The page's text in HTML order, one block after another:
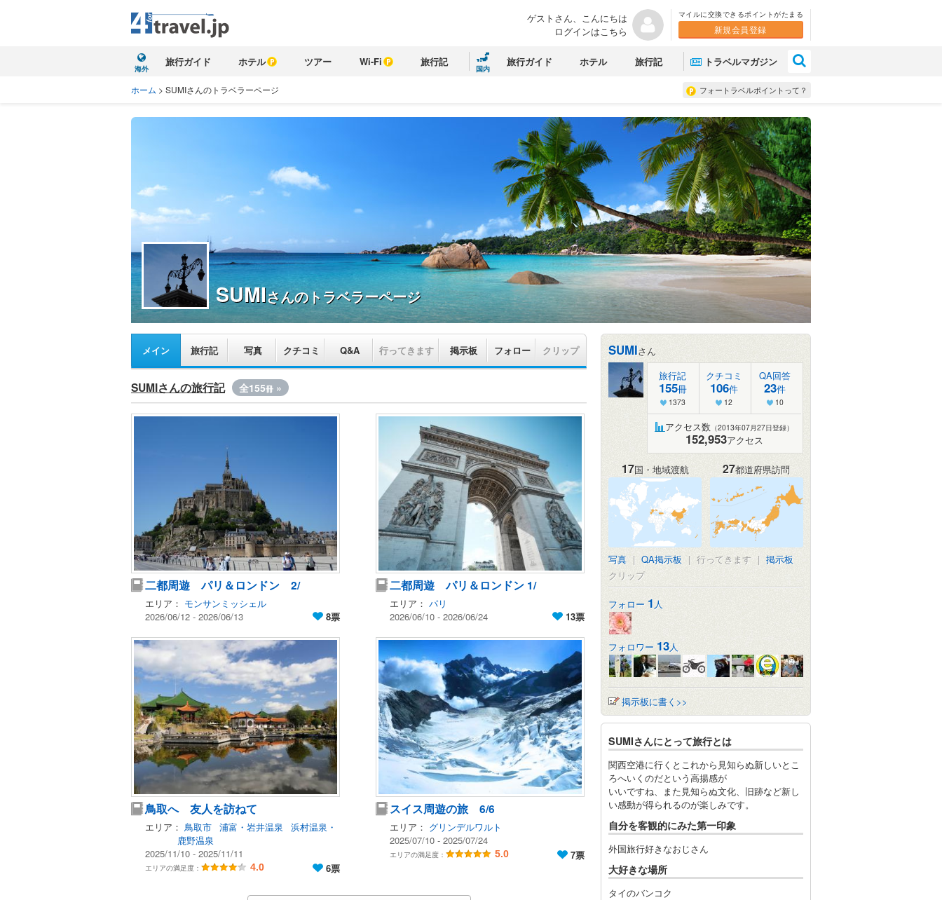
ゲストさん、こんにちは
ログインはこちら
マイルに交換できるポイントがたまる
新規会員登録
海外
旅行ガイド ホテル ツアー Wi-Fi 旅行記
国内
旅行ガイド ホテル 旅行記 トラベルマガジン
フォートラベルポイントって？
ホーム > SUMIさんのトラベラーページ
SUMIさんのトラベラーページ
メイン 旅行記 写真 クチコミ Q&A 行ってきます 掲示板 フォロー クリップ
SUMIさんの旅行記 全155冊 »
二都周遊 パリ＆ロンドン 2/
エリア： モンサンミッシェル
2026/06/12 - 2026/06/13
8票
二都周遊 パリ＆ロンドン 1/
エリア： パリ
2026/06/10 - 2026/06/24
13票
鳥取へ 友人を訪ねて
エリア： 鳥取市 浦富・岩井温泉
浜村温泉・
鹿野温泉
2025/11/10 - 2025/11/11
エリアの満足度： 4.0 6票
スイス周遊の旅 6/6
エリア： グリンデルワルト
2025/07/10 - 2025/07/24
エリアの満足度： 5.0 7票
SUMIさん
旅行記
155冊
1373
クチコミ
106件
12
QA回答
23件
10
アクセス数 （2013年07月27日登録）
152,953アクセス
17国・地域渡航 27都道府県訪問
写真 | QA掲示板 | 行ってきます | 掲示板
クリップ
フォロー 1 人
フォロワー 13人
掲示板に書く>>
SUMIさんにとって旅行とは
関西空港に行くとこれから見知らぬ新しいとこ
ろへいくのだという高揚感が
いいですね、また見知らぬ文化、旧跡など新し
い感動が得られるのが楽しみです。
自分を客観的にみた第一印象
外国旅行好きなおじさん
大好きな場所
タイのバンコク